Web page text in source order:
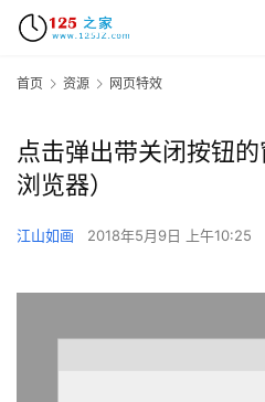
首页 资源 网页特效
点击弹出带关闭按钮
浏览器）
江山如画 2018年5月9日 上午10:25